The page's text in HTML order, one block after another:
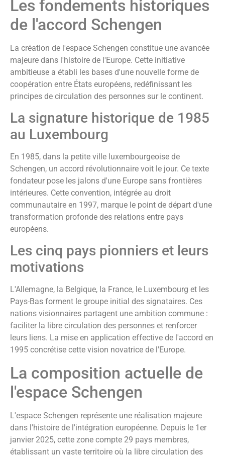
Les fondements historiques
de l'accord Schengen
La création de l'espace Schengen constitue une avancée
majeure dans l'histoire de l'Europe. Cette initiative
ambitieuse a établi les bases d'une nouvelle forme de
coopération entre États européens, redéfinissant les
principes de circulation des personnes sur le continent.
La signature historique de 1985
au Luxembourg
En 1985, dans la petite ville luxembourgeoise de
Schengen, un accord révolutionnaire voit le jour. Ce texte
fondateur pose les jalons d'une Europe sans frontières
intérieures. Cette convention, intégrée au droit
communautaire en 1997, marque le point de départ d'une
transformation profonde des relations entre pays
européens.
Les cinq pays pionniers et leurs
motivations
L'Allemagne, la Belgique, la France, le Luxembourg et les
Pays-Bas forment le groupe initial des signataires. Ces
nations visionnaires partagent une ambition commune :
faciliter la libre circulation des personnes et renforcer
leurs liens. La mise en application effective de l'accord en
1995 concrétise cette vision novatrice de l'Europe.
La composition actuelle de
l'espace Schengen
L'espace Schengen représente une réalisation majeure
dans l'histoire de l'intégration européenne. Depuis le 1er
janvier 2025, cette zone compte 29 pays membres,
établissant un vaste territoire où la libre circulation des